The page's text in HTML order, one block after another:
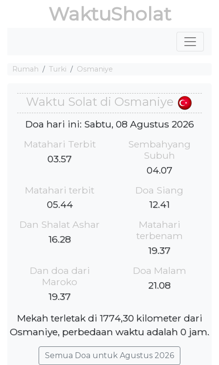
WaktuSholat
Rumah Turki Osmaniye
Waktu Solat di Osmaniye
Doa hari ini: Sabtu, 08 Agustus 2026
Matahari Terbit
03.57
Sembahyang
Subuh
04.07
Matahari terbit
05.44
Doa Siang
12.41
Dan Shalat Ashar
16.28
Matahari
terbenam
19.37
Dan doa dari
Maroko
19.37
Doa Malam
21.08
Mekah terletak di 1774,30 kilometer dari
Osmaniye, perbedaan waktu adalah 0 jam.
Semua Doa untuk Agustus 2026